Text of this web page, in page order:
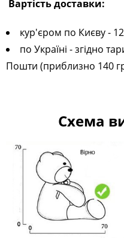
Вартість доставки:
кур'єром по Києву -
по Україні - згідно
Пошти (приблизно 140
Схема